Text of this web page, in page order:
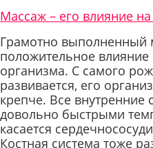
Массаж – его влияние
Грамотно выполненный
положительное влияние
организма. С самого
развивается, его
крепче. Все внутренние
довольно быстрыми
касается
Костная система тоже